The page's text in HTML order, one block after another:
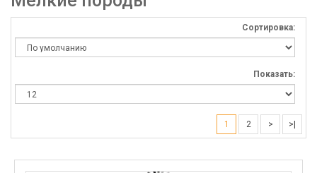
Сортировка:
Показать:
1 2 > >|